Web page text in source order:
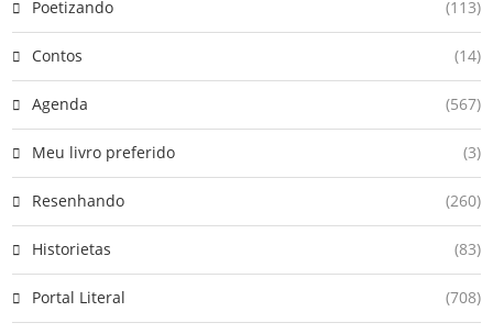
Poetizando (113)
Contos (14)
Agenda (567)
Meu livro preferido (3)
Resenhando (260)
Historietas (83)
Portal Literal (708)